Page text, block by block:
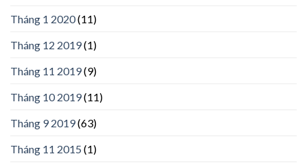
Tháng 1 2020(11)
Tháng 12 2019(1)
Tháng 11 2019(9)
Tháng 10 2019(11)
Tháng 9 2019(63)
Tháng 11 2015 (1)